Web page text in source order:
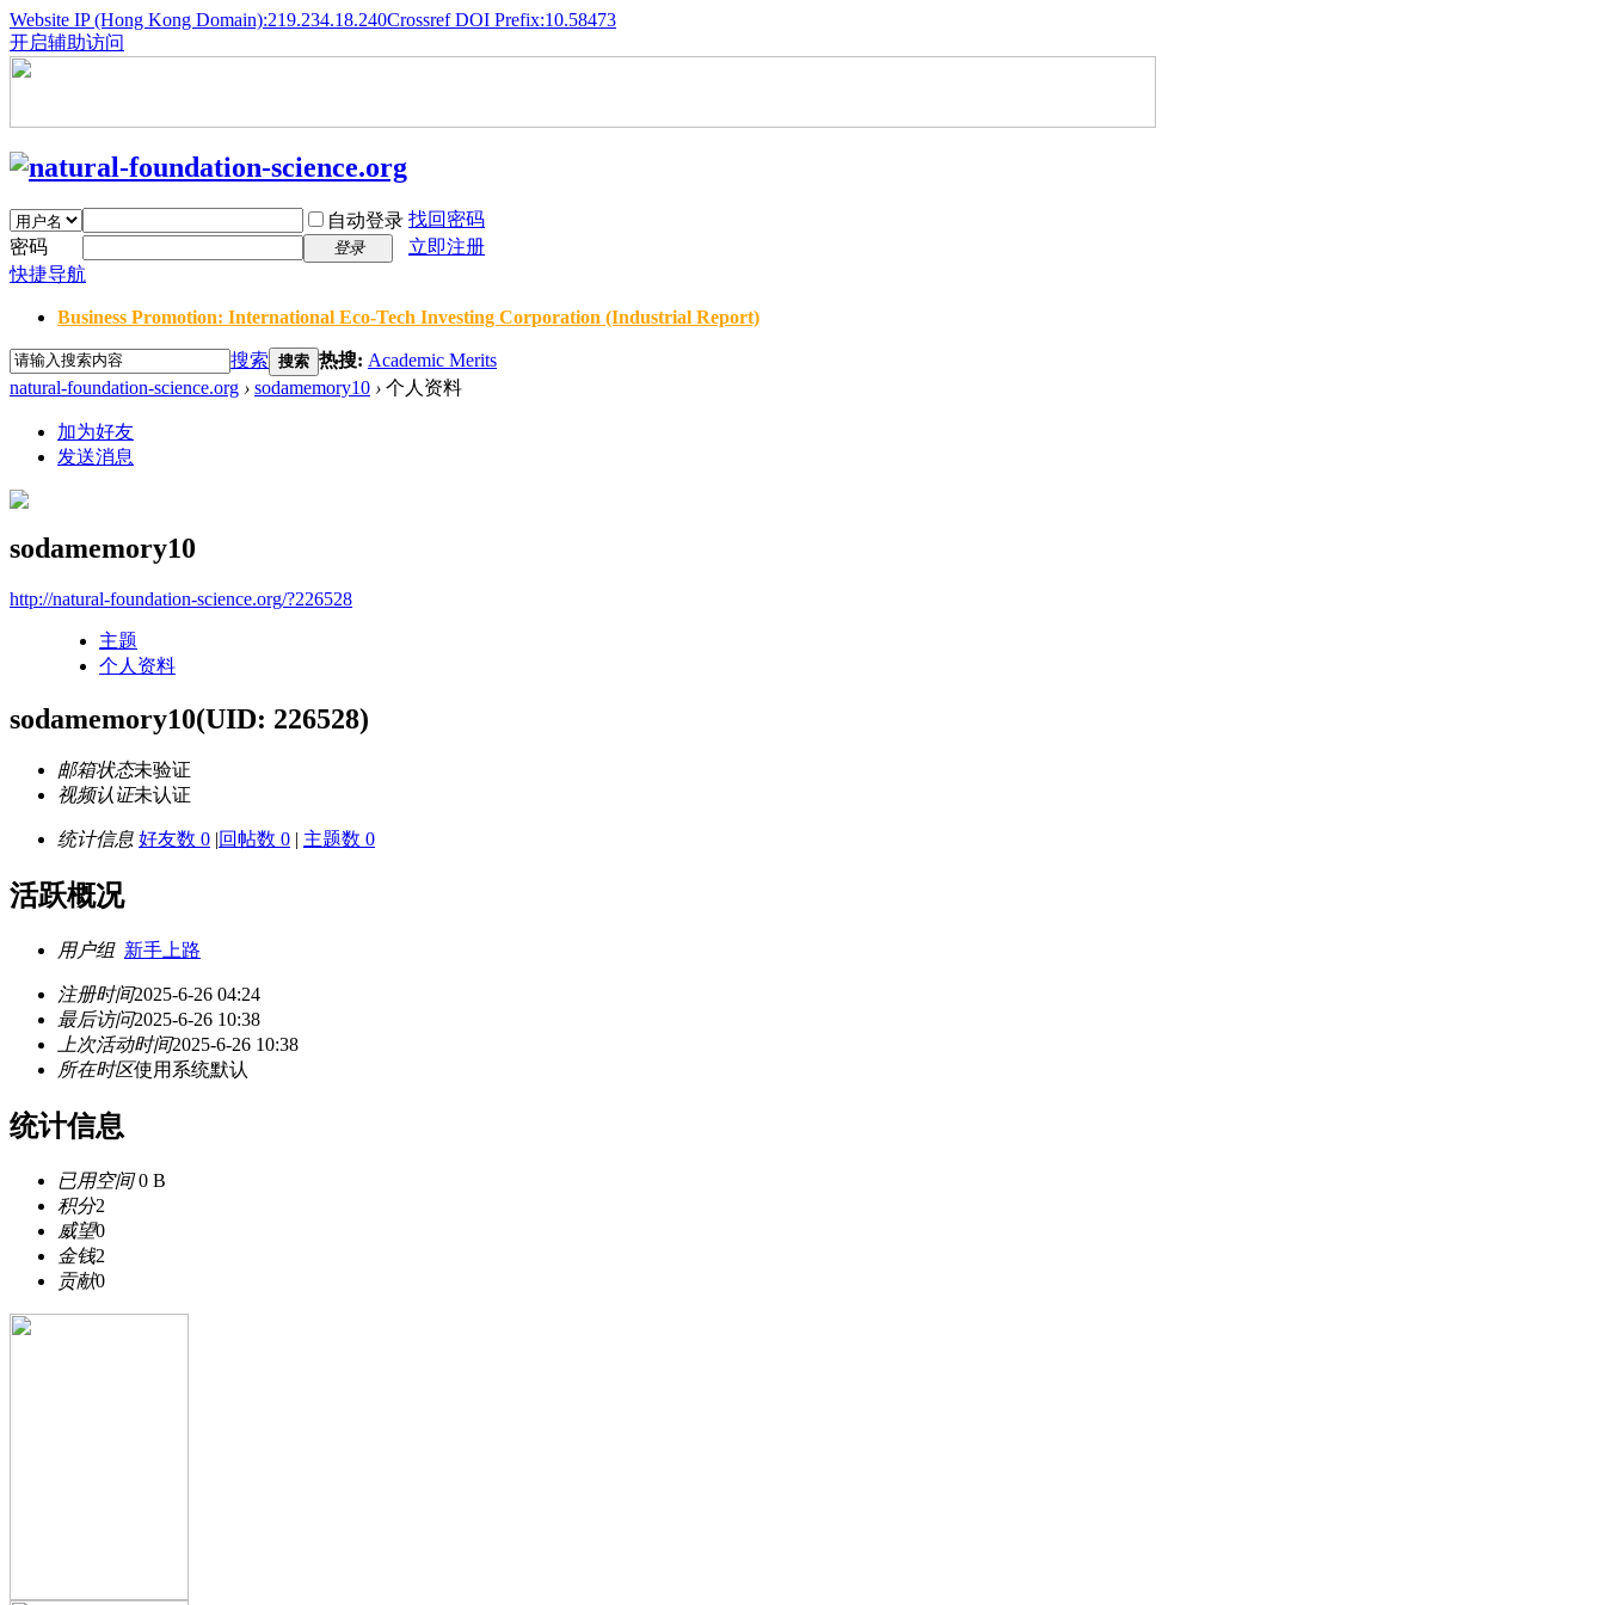
Website IP (Hong Kong Domain):219.234.18.240Crossref DOI Prefix:10.58473
开启辅助访问
自动登录 找回密码
密码
登录
立即注册
快捷导航
Business Promotion: International Eco-Tech Investing Corporation (Industrial Report)
搜索 搜索 热搜: Academic Merits
natural-foundation-science.org › sodamemory10 › 个人资料
加为好友
发送消息
sodamemory10
http://natural-foundation-science.org/?226528
主题
个人资料
sodamemory10(UID: 226528)
邮箱状态未验证
视频认证未认证
统计信息 好友数 0 |回帖数 0 | 主题数 0
活跃概况
用户组 新手上路
注册时间2025-6-26 04:24
最后访问2025-6-26 10:38
上次活动时间2025-6-26 10:38
所在时区使用系统默认
统计信息
已用空间0 B
积分2
威望0
金钱2
贡献0